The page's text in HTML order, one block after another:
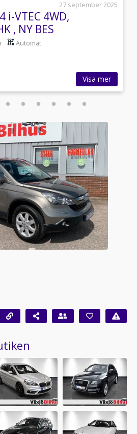
27 september 2025
i-VTEC 4WD,
, NY BES
Automat
Visa mer